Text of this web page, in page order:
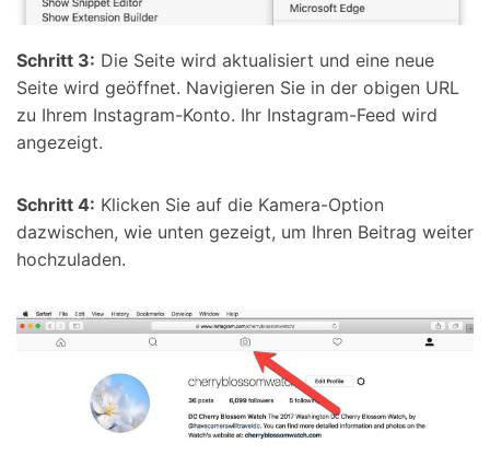
Schritt 3: Die Seite wird aktualisiert und eine neue
Seite wird geöffnet. Navigieren Sie in der obigen URL
zu Ihrem Instagram-Konto. Ihr Instagram-Feed wird
angezeigt.
Schritt 4: Klicken Sie auf die Kamera-Option
dazwischen, wie unten gezeigt, um Ihren Beitrag weiter
hochzuladen.